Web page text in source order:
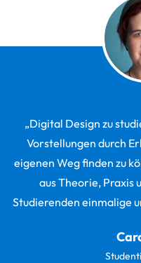
„Digital Design zu
Vorstellungen durch
eigenen Weg finden zu
aus Theorie, Praxis
Studierenden einmalige